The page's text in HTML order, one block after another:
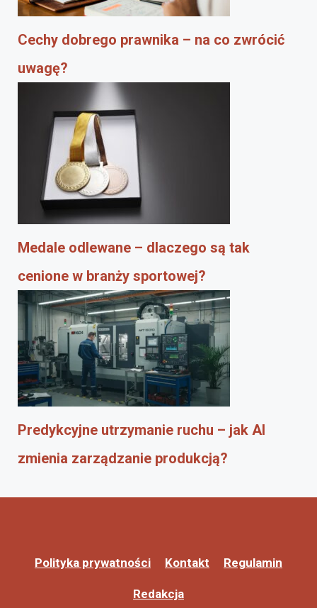
Cechy dobrego prawnika – na co zwrócić
uwagę?
Medale odlewane – dlaczego są tak
cenione w branży sportowej?
Predykcyjne utrzymanie ruchu – jak AI
zmienia zarządzanie produkcją?
Polityka prywatności Kontakt Regulamin
Redakcja